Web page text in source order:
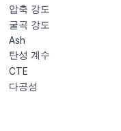
압축 강도
굴곡 강도
Ash
탄성 계수
CTE
다공성